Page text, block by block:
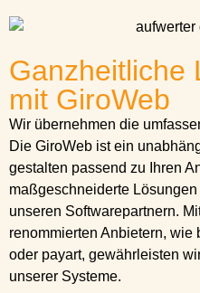
Ganzheitliche
mit GiroWeb
Wir übernehmen die
Die GiroWeb ist ein
gestalten passend zu Ihren
maßgeschneiderte
unseren Softwarepartnern.
renommierten Anbietern,
oder payart, gewährleisten
unserer Systeme.